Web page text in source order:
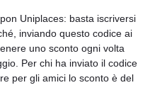
Uniplaces: basta iscriversi
inviando questo codice ai
uno sconto ogni volta
Per chi ha inviato il codice
per gli amici lo sconto è del